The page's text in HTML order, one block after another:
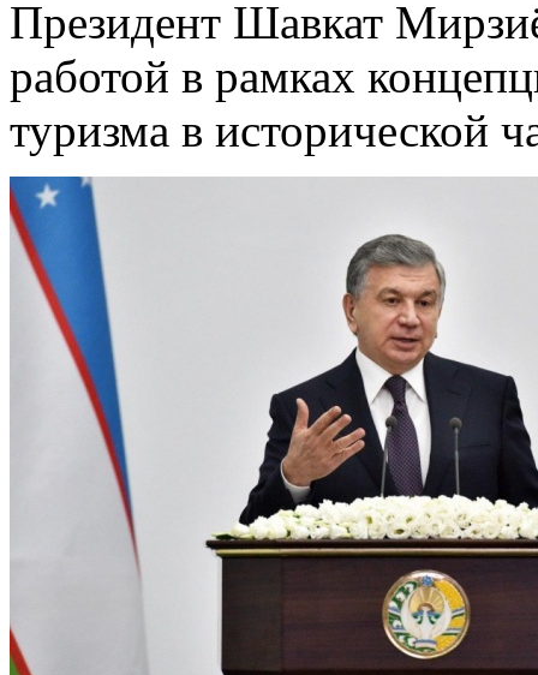
Президент Шавкат
работой в рамках
туризма в исторической